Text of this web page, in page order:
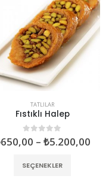
TATLILAR
Fıstıklı Halep
0 out of 5
650,00 – ₺5.200,00
SEÇENEKLER